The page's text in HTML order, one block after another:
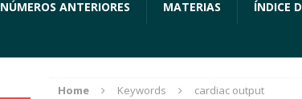
NÚMEROS ANTERIORES MATERIAS ÍNDICE
Home Keywords cardiac output